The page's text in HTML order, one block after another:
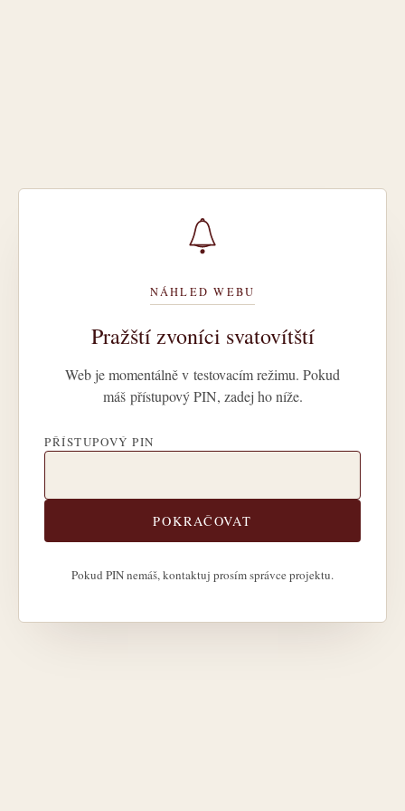
NÁHLED WEBU
Pražští zvoníci svatovítští
Web je momentálně v testovacím režimu. Pokud
máš přístupový PIN, zadej ho níže.
PŘÍSTUPOVÝ PIN
POKRAČOVAT
Pokud PIN nemáš, kontaktuj prosím správce projektu.